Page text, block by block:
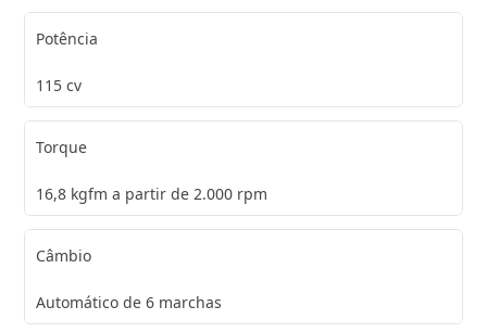
Potência
115 cv
Torque
16,8 kgfm a partir de 2.000 rpm
Câmbio
Automático de 6 marchas